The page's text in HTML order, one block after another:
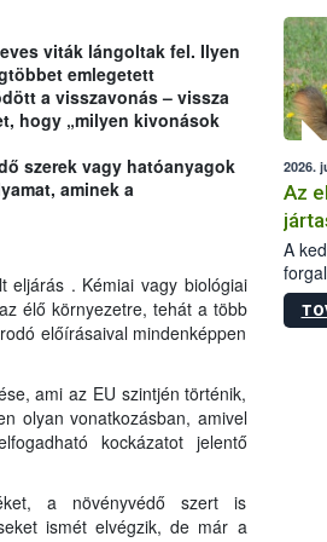
viták lángoltak fel. Ilyen
emlegetett
a visszavonás – vissza
hogy „milyen kivonások
szerek vagy hatóanyagok
aminek a
eljárás . Kémiai vagy biológiai
élő környezetre, tehát a több
előírásaival mindenképpen
ami az EU szintjén történik,
olyan vonatkozásban, amivel
kockázatot jelentő
a növényvédő szert is
ismét elvégzik, de már a
2026.
Az
A